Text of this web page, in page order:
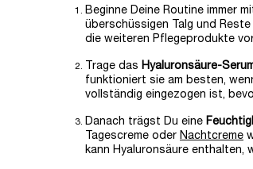
Beginne Deine Routine immer
überschüssigen Talg und Reste
die weiteren Pflegeprodukte
Trage das Hyaluronsäure-
funktioniert sie am besten,
vollständig eingezogen ist,
Danach trägst Du eine
Tagescreme oder Nachtcreme
kann Hyaluronsäure enthalten,